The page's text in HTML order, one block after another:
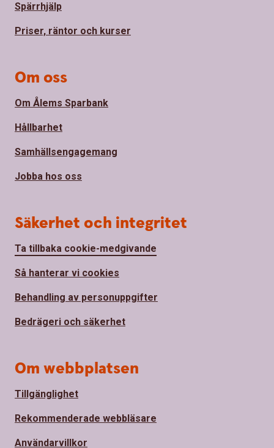
Spärrhjälp
Priser, räntor och kurser
Om oss
Om Ålems Sparbank
Hållbarhet
Samhällsengagemang
Jobba hos oss
Säkerhet och integritet
Ta tillbaka cookie-medgivande
Så hanterar vi cookies
Behandling av personuppgifter
Bedrägeri och säkerhet
Om webbplatsen
Tillgänglighet
Rekommenderade webbläsare
Användarvillkor